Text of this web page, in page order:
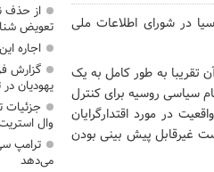
در شورای اطلاعات ملی
تقریبا به طور کامل به یک
سیاسی روسیه برای کنترل
در مورد اقتدارگرایان
غیرقابل پیش بینی بودن
از حذف
تعویض
اجاره این
یهودیان در
جزئیات
وال
ترامپ
می‌دهد